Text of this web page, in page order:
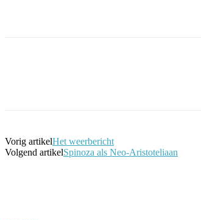
Vorig artikelHet weerbericht
Volgend artikelSpinoza als Neo-Aristoteliaan